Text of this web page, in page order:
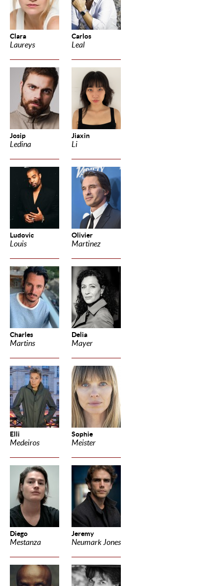
Clara
Laureys
Carlos
Leal
Josip
Ledina
Jiaxin
Li
Ludovic
Louis
Olivier
Martinez
Charles
Martins
Delia
Mayer
Elli
Medeiros
Sophie
Meister
Diego
Mestanza
Jeremy
Neumark Jones